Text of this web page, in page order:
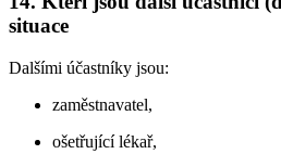
situace
Dalšími účastníky jsou:
zaměstnavatel,
ošetřující lékař,